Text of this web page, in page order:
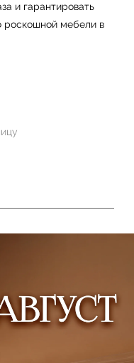
и гарантировать
роскошной мебели в